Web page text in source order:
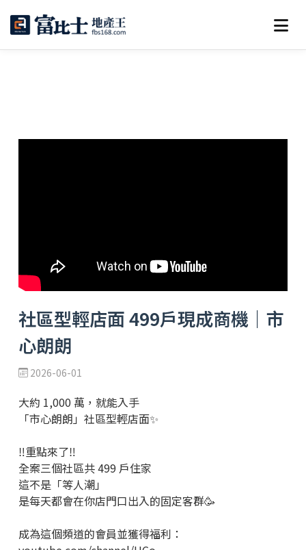
社區型輕店面 499戶現成商機｜市
心朗朗
2026-06-01
大約 1,000 萬，就能入手
「市心朗朗」社區型輕店面✨
‼️重點來了‼️
全案三個社區共 499 戶住家
這不是「等人潮」
是每天都會在你店門口出入的固定客群🥳
成為這個頻道的會員並獲得福利：